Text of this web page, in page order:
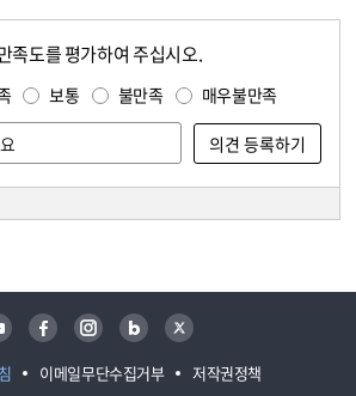
족도를 평가하여 주십시오.
보통 불만족 매우불만족
이메일무단수집거부 저작권정책
페이스북 인스타그램 블로그 트위터